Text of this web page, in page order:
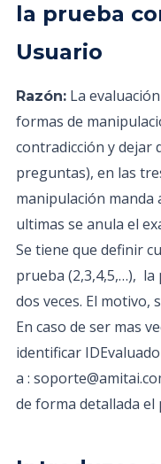
la prueba
Usuario
Razón: La
formas de
contradicción y dejar
preguntas), en las
manipulación manda
ultimas se anula el
Se tiene que definir
prueba (2,3,4,5,…),
dos veces. El motivo,
En caso de ser mas
identificar
a :
de forma detallada el